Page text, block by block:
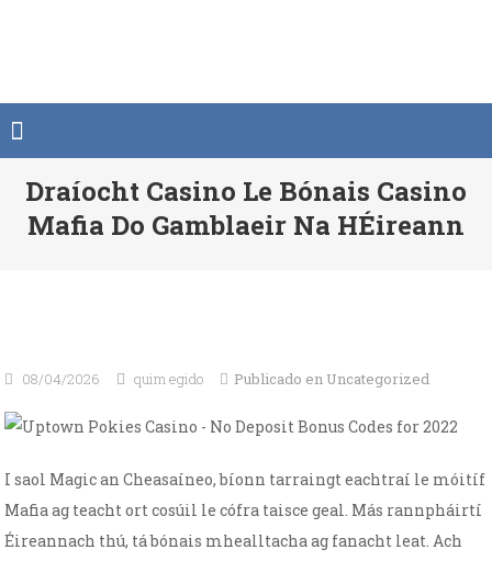
Draíocht Casino Le Bónais Casino
Mafia Do Gamblaeir Na HÉireann
08/04/2026 quim egido Publicado en Uncategorized
I saol Magic an Cheasaíneo, bíonn tarraingt eachtraí le móitíf
Mafia ag teacht ort cosúil le cófra taisce geal. Más rannpháirtí
Éireannach thú, tá bónais mhealltacha ag fanacht leat. Ach